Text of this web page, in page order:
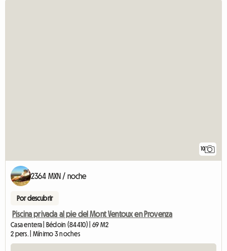
10
2364 MXN / noche
Por descubrir
Piscina privada al pie del Mont Ventoux en Provenza
Casa entera | Bédoin (84410) | 69 M2
2 pers. | Mínimo 3 noches